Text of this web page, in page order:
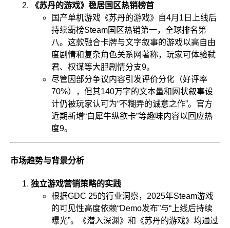
《苏丹的游戏》稳居国区热销榜首
国产单机游戏《苏丹的游戏》自4月1日上线后
持续霸榜Steam国区热销第一，全球排名第
八。这款融合卡牌与文字叙事的游戏以高自由
度剧情和复杂角色关系网著称，玩家可体验弑
君、权谋等大胆剧情分支9。
尽管因部分争议内容引发评价分化（好评率
70%），但其140万字的文本量和网状叙事设
计仍被玩家认可为“不糊弄的诚意之作”。官方
近期新增“白犀牛纵欲卡”等趣味内容以回应热
度9。
市场趋势与背景分析
独立游戏营销策略的实践
根据GDC 25的行业洞察，2025年Steam游戏
的可见性高度依赖“Demo发布”与“上线后持续
曝光”。《潜入深渊》和《苏丹的游戏》均通过